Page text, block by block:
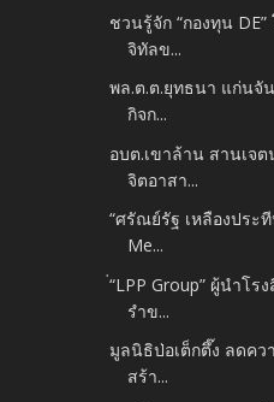
ชวนรู้จัก “กองทุน
จิทัลข...
พล.ต.ต.ยุทธนา แก่นจั
กิจก...
อบต.เขาล้าน สานเจต
จิตอาสา...
“ศรัณย์รัฐ เหลืองประ
Me...
“LPP Group” ผู้นำโ
รำข...
มูลนิธิป่อเต็กตึ๊ง ลดคว
สร้า...